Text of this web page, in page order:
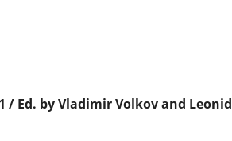
/ Ed. by Vladimir Volkov and Leonid